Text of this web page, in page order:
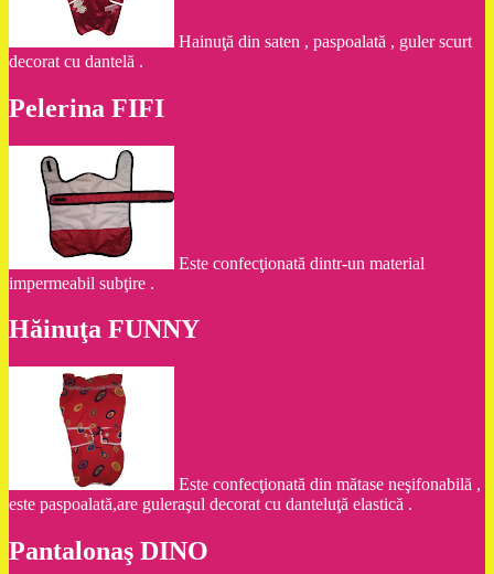
Hainuţă din saten , paspoalată , guler scurt
decorat cu dantelă .
Pelerina FIFI
Este confecţionată dintr-un material
impermeabil subţire .
Hăinuţa FUNNY
Este confecţionată din mătase neşifonabilă ,
este paspoalată,are guleraşul decorat cu danteluţă elastică .
Pantalonaş DINO